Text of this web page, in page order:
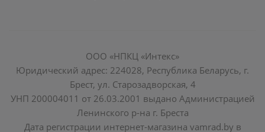
ООО «НПКЦ «Интекс»
Юридический адрес: 224028, Республика Беларусь, г.
Брест, ул. Старозадворская, 4
УНП 200004011 от 26.03.2001 выдано Администрацией
Ленинского р-на г. Бреста
Дата регистрации интернет-магазина vamrad.by в